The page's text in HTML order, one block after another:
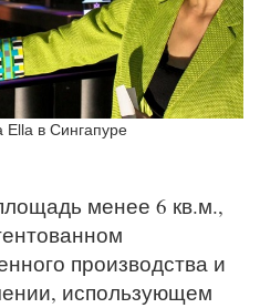
Ella в Сингапуре
менее 6 кв.м.,
производства и
использующем